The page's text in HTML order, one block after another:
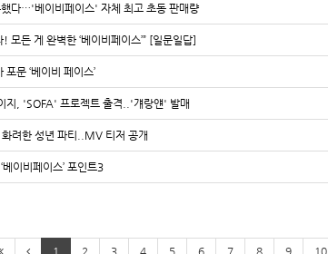
다…'베이비페이스' 자체 최고 초동 판매량
모든 게 완벽한 ‘베이비페이스’” [일문일답]
문 ‘베이비 페이스’
지, 'SOFA' 프로젝트 출격..'걔랑얜' 발매
려한 성년 파티..MV 티저 공개
이비페이스’ 포인트3
1 2 3 4 5 6 7 8 9 10